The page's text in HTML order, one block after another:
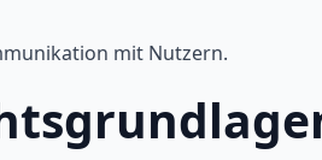
mit Nutzern.